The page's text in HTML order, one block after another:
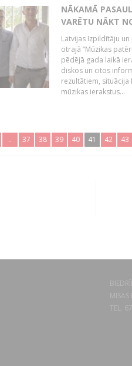
NĀKAMĀ
VARĒTU NĀKT
Latvijas Izpildītāju
otrajā “Mūzikas
pēdējā gada laikā
diskos un citos
rezultātiem, situācija
mūzikas ierakstus...
.. 37 38 39 40 41 42 43
TEL.